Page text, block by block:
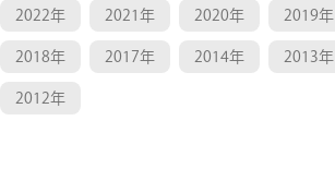
2022年 2021年 2020年 2019年
2018年 2017年 2014年 2013年
2012年